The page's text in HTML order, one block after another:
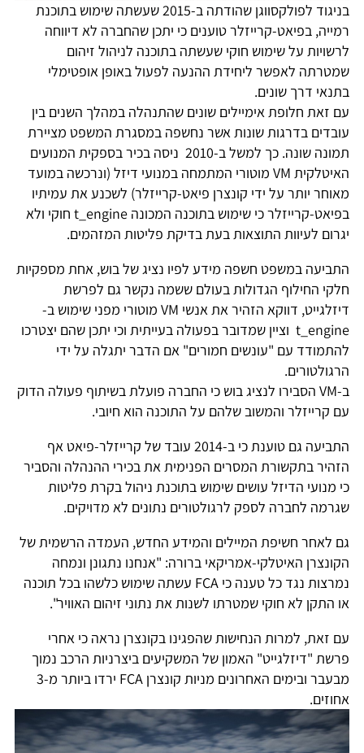
בניגוד לפולקסווגן שהודתה ב-2015 שעשתה שימוש בתוכנת
רמייה, בפיאט-קרייזלר טוענים כי יתכן שהחברה לא דיווחה
לרשויות על שימוש חוקי שעשתה בתוכנה לניהול זיהום
שמטרתה לאפשר ליחידת ההנעה לפעול באופן אופטימלי
בתנאי דרך שונים.
עם זאת חלופת אימיילים שונים שהתנהלה במהלך השנים בין
עובדים בדרגות שונות אשר נחשפה במסגרת המשפט מציירת
תמונה שונה. כך למשל ב-2010 ניסה בכיר בספקית המנועים
האיטלקית VM מוטורי המתמחה במנועי דיזל (ונרכשה במועד
מאוחר יותר על ידי קונצרן פיאט-קרייזלר) לשכנע את עמיתיו
בפיאט-קרייזלר כי שימוש בתוכנה המכונה t_engine חוקי ולא
יגרום לעיוות התוצאות בעת בדיקת פליטות המזהמים.
התביעה במשפט חשפה מידע לפיו נציג של בוש, אחת מספקיות
חלקי החילוף הגדולות בעולם ששמה נקשר גם לפרשת
דיזלגייט, דווקא הזהיר את אנשי VM מוטורי מפני שימוש ב-
t_engine וציין שמדובר בפעולה בעייתית וכי יתכן שהם יצטרכו
להתמודד עם "עונשים חמורים" אם הדבר יתגלה על ידי
הרגולטורים.
ב-VM הסבירו לנציג בוש כי החברה פועלת בשיתוף פעולה הדוק
עם קרייזלר והמשוב שלהם על התוכנה הוא חיובי.
התביעה גם טוענת כי ב-2014 עובד של קרייזלר-פיאט אף
הזהיר בתקשורת המסרים הפנימית את בכירי ההנהלה והסביר
כי מנועי הדיזל עושים שימוש בתוכנת ניהול בקרת פליטות
שגרמה לחברה לספק לרגולטורים נתונים לא מדויקים.
גם לאחר חשיפת המיילים והמידע החדש, העמדה הרשמית של
הקונצרן האיטלקי-אמריקאי ברורה: "אנחנו נתגונן ונמחה
נמרצות נגד כל טענה כי FCA עשתה שימוש כלשהו בכל תוכנה
או התקן לא חוקי שמטרתו לשנות את נתוני זיהום האוויר".
עם זאת, למרות הנחישות שהפגינו בקונצרן נראה כי אחרי
פרשת "דיזלגייט" האמון של המשקיעים ביצרניות הרכב נמוך
מבעבר ובימים האחרונים מניות קונצרן FCA ירדו ביותר מ-3
אחוזים.